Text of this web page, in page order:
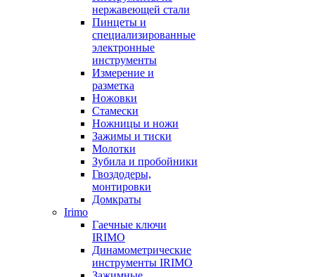
нержавеющей стали
Пинцеты и
специализированные
электронные
инструменты
Измерение и
разметка
Ножовки
Стамески
Ножницы и ножи
Зажимы и тиски
Молотки
Зубила и пробойники
Гвоздодеры,
монтировки
Домкраты
Irimo
Гаечные ключи
IRIMO
Динамометрические
инструменты IRIMO